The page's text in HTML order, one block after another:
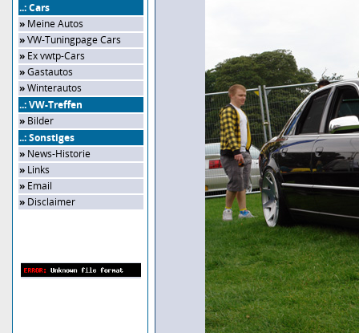
..: Cars
» Meine Autos
»VW-Tuningpage Cars
» Ex vwtp-Cars
»Gastautos
»Winterautos
..: VW-Treffen
» Bilder
..: Sonstiges
» News-Historie
» Links
» Email
» Disclaimer